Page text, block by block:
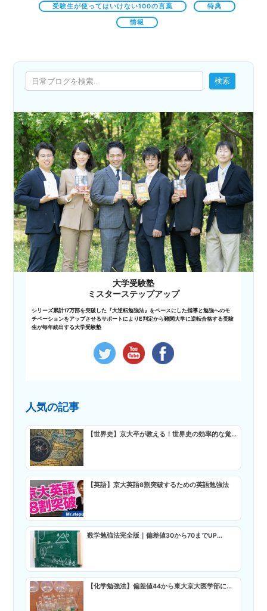
受験生が使ってはいけない100の言葉 特典
情報
検索
検索
大学受験塾
ミスターステップアップ
シリーズ累計17万部を突破した『大逆転勉強法』をベースにした指導と勉強へのモ
チベーションをアップさせるサポートによりE判定から難関大学に逆転合格する受験
生が毎年続出する大学受験塾
人気の記事
【世界史】京大卒が教える！世界史の効率的な覚...
【英語】京大英語8割突破するための英語勉強法
数学勉強法完全版｜偏差値30から70までUP...
【化学勉強法】偏差値44から東大京大医学部に...